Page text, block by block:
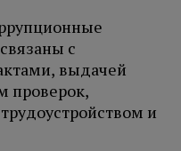
с
выдачей
проверок,
и